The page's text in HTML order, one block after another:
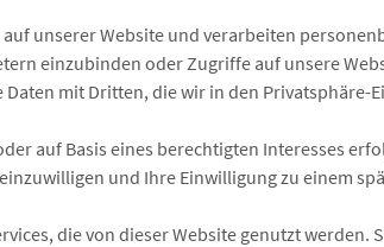
unserer Website und verarbeiten
einzubinden oder Zugriffe auf unsere
mit Dritten, die wir in den Privatsphäre-
auf Basis eines berechtigten Interesses
und Ihre Einwilligung zu einem
die von dieser Website genutzt